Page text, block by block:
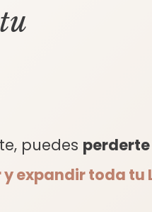
puedes
expandir toda tu